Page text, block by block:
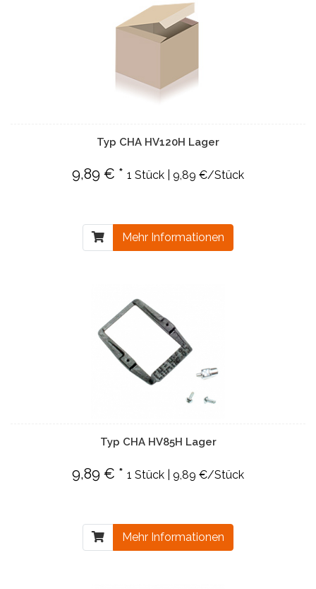
Typ CHA HV120H Lager
9,89 € * 1 Stück | 9,89 €/Stück
Mehr Informationen
Typ CHA HV85H Lager
9,89 € * 1 Stück | 9,89 €/Stück
Mehr Informationen